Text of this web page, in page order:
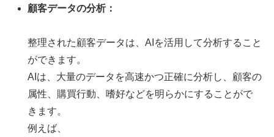
顧客データの分析：
整理された顧客データは、AIを活用して分析すること
ができます。
AIは、大量のデータを高速かつ正確に分析し、顧客の
属性、購買行動、嗜好などを明らかにすることがで
きます。
例えば、